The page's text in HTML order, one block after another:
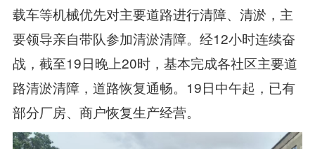
载车等机械优先对主要道路进行清障、清淤，主
要领导亲自带队参加清淤清障。经12小时连续奋
战，截至19日晚上20时，基本完成各社区主要道
路清淤清障，道路恢复通畅。19日中午起，已有
部分厂房、商户恢复生产经营。